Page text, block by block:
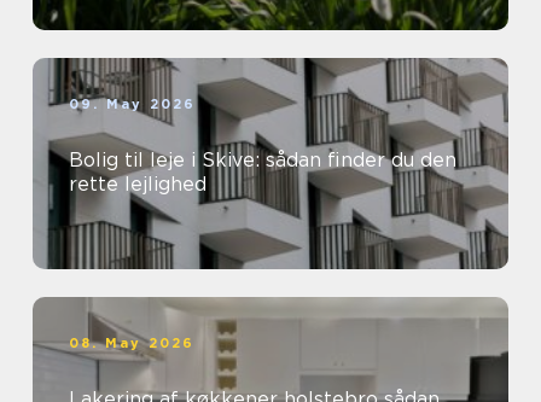
09. May 2026
Bolig til leje i Skive: sådan finder du den
rette lejlighed
08. May 2026